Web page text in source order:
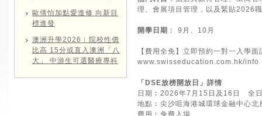
歐倩怡加點愛進修 向新目
標進發
澳洲升學2026︱院校性價
比高 15分或直入澳洲「八
大」 中游生可選醫療專科
理、會展項目管理，以及緊貼2026
開學日期 ︰ 9月、10月
【費用全免】立即預約一對一入學
www.swisseducation.com.hk/info
「DSE放榜開放日」詳情
日期︰2026年7月15日及16日 全
地點︰尖沙咀海港城環球金融中心北
費用︰免費入場